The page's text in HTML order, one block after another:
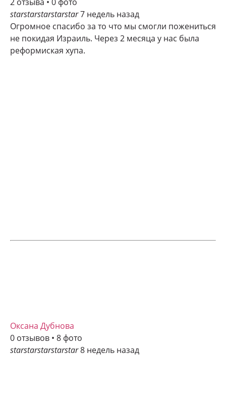
starstarstarstarstar7 недель назад
Огромное спасибо за то что мы смогли пожениться
не покидая Израиль. Через 2 месяца у нас была
реформиская хупа.
Оксана Дубнова
0 отзывов • 8 фото
starstarstarstarstar8 недель назад